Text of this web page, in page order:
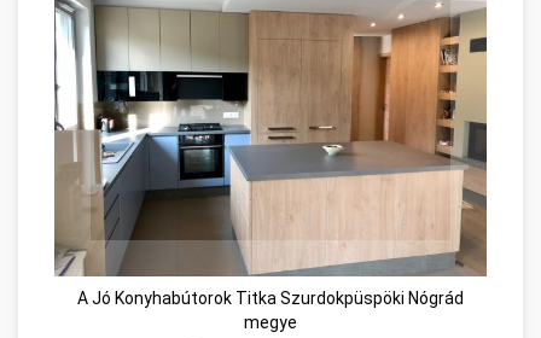
A Jó Konyhabútorok Titka Szurdokpüspöki Nógrád
megye